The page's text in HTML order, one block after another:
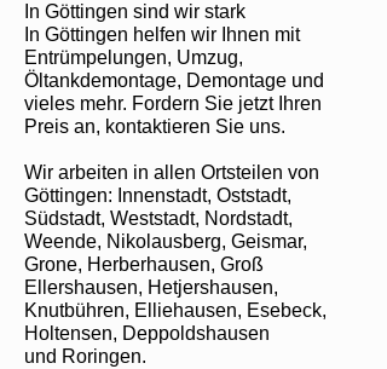
In Göttingen sind wir stark
In Göttingen helfen wir Ihnen mit
Entrümpelungen, Umzug,
Öltankdemontage, Demontage und
vieles mehr. Fordern Sie jetzt Ihren
Preis an, kontaktieren Sie uns.
Wir arbeiten in allen Ortsteilen von
Göttingen: Innenstadt, Oststadt,
Südstadt, Weststadt, Nordstadt,
Weende, Nikolausberg, Geismar,
Grone, Herberhausen, Groß
Ellershausen, Hetjershausen,
Knutbühren, Elliehausen, Esebeck,
Holtensen, Deppoldshausen
und Roringen.